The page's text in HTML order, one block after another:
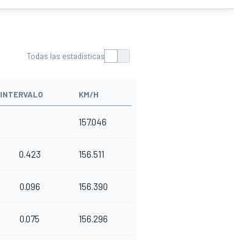
Todas las estadísticas
INTERVALO KM/H
157.046
0.423 156.511
0.096 156.390
0.075 156.296